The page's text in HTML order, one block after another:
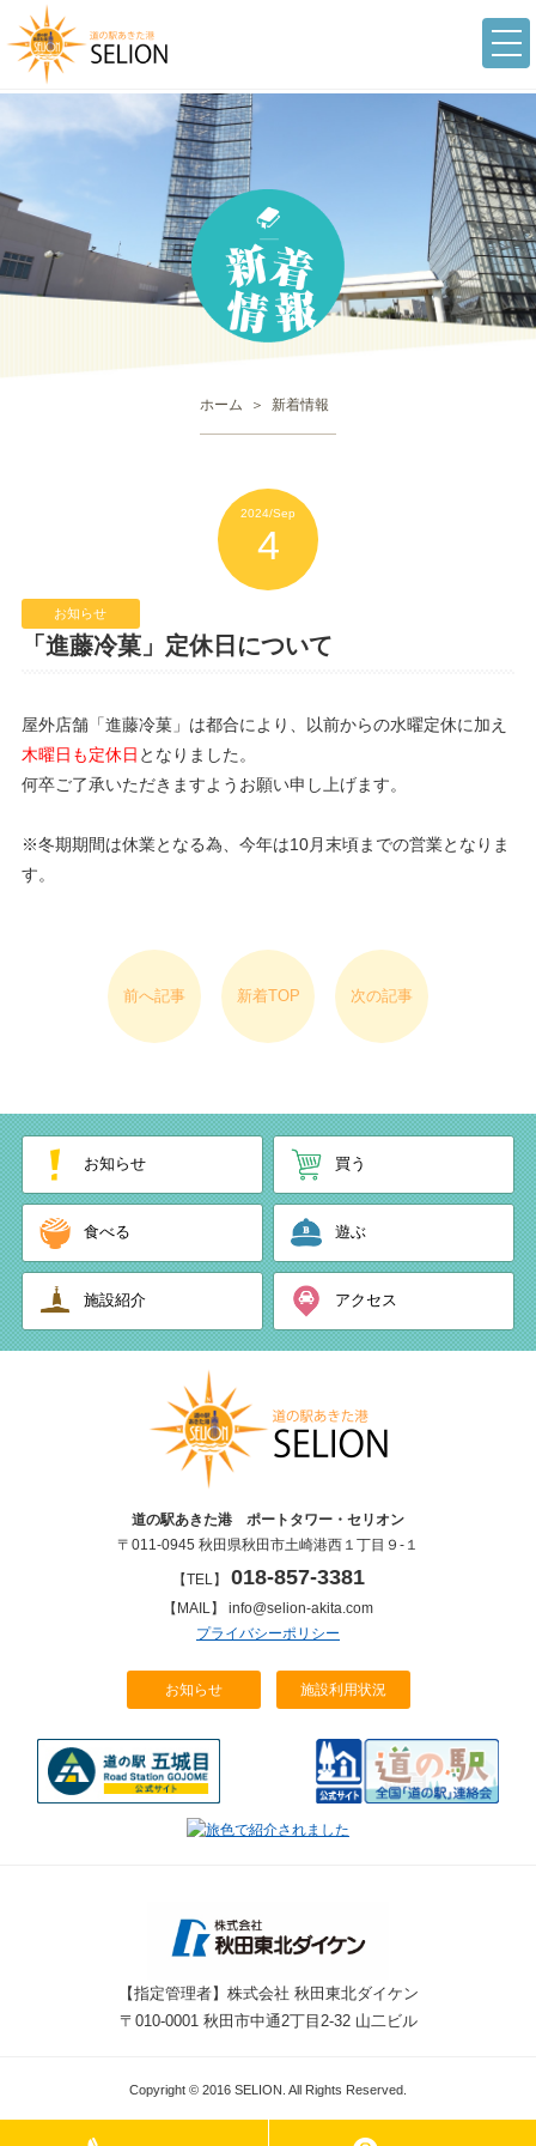
ホーム 新着情報
2024/Sep
4
お知らせ
「進藤冷菓」定休日について
屋外店舗「進藤冷菓」は都合により、以前からの水曜定休に加え
木曜日も定休日 となりました。
何卒ご了承いただきますようお願い申し上げます。
※冬期期間は休業となる為、今年は10月末頃までの営業となりま
す。
前へ記事 新着TOP 次の記事
お知らせ 買う
食べる 遊ぶ
施設紹介 アクセス
道の駅あきた港 ポートタワー・セリオン
〒011-0945 秋田県秋田市土崎港西１丁目９-１
【TEL】 018-857-3381
【MAIL】 info@selion-akita.com
プライバシーポリシー
お知らせ 施設利用状況
【指定管理者】株式会社 秋田東北ダイケン
〒010-0001 秋田市中通2丁目2-32 山二ビル
Copyright © 2016 SELION. All Rights Reserved.